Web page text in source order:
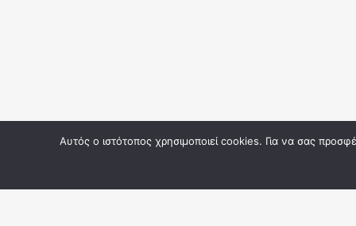
Αυτός ο ιστότοπος χρησιμοποιεί cookies. Για να σας